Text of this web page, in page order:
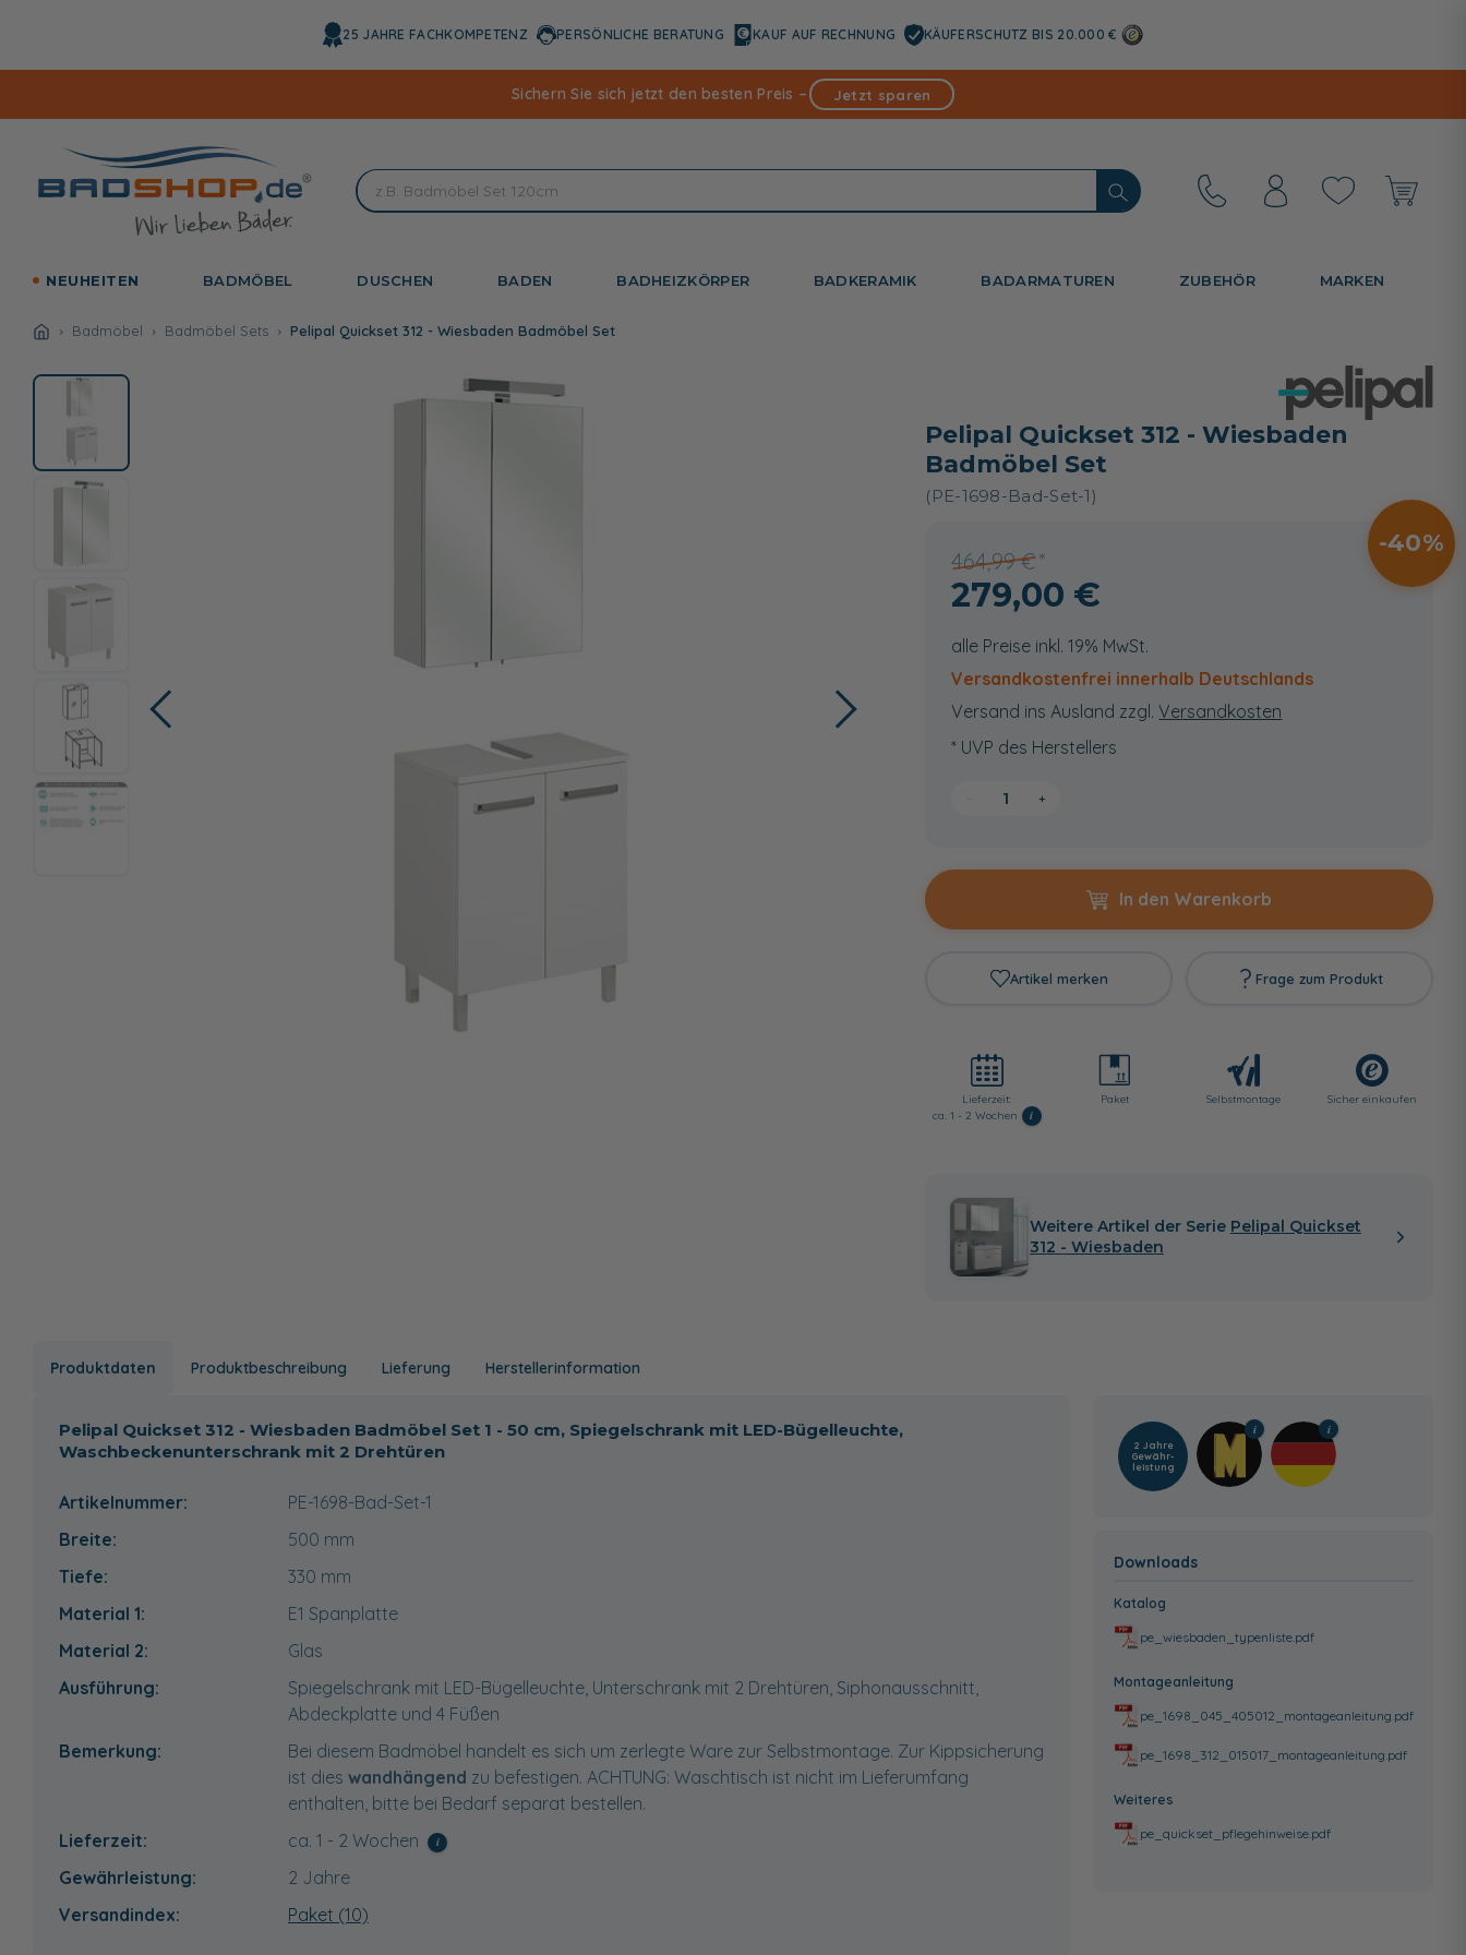
25 JAHRE FACHKOMPETENZ PERSÖNLICHE BERATUNG KAUF AUF RECHNUNG KÄUFERSCHUTZ BIS 20.000 €
Sichern Sie sich jetzt den besten Preis – Jetzt sparen
NEUHEITEN BADMÖBEL DUSCHEN BADEN BADHEIZKÖRPER BADKERAMIK BADARMATUREN ZUBEHÖR MARKEN
Badmöbel Badmöbel Sets Pelipal Quickset 312 - Wiesbaden Badmöbel Set
Pelipal Quickset 312 - Wiesbaden
Badmöbel Set
(PE-1698-Bad-Set-1)
464,99 €
40
279,00 €
alle Preise inkl. 19% MwSt.
Versandkostenfrei innerhalb Deutschlands
Versand ins Ausland zzgl.Versandkosten
* UVP des Herstellers
+
In den Warenkorb
Artikel merken Frage zum Produkt
Lieferzeit:
ca. 1 - 2 Wochen
i
Paket Selbst­montage Sicher einkaufen
Weitere Artikel der Serie Pelipal Quickset
312 - Wiesbaden
Produktdaten Produktbeschreibung Lieferung Herstellerinformation
Pelipal Quickset 312 - Wiesbaden Badmöbel Set 1 - 50 cm, Spiegelschrank mit LED-Bügelleuchte,
Waschbeckenunterschrank mit 2 Drehtüren
Artikelnummer:
PE-1698-Bad-Set-1
Breite:
500 mm
Tiefe:
330 mm
Material 1:
E1 Spanplatte
Material 2:
Glas
Ausführung:
Spiegelschrank mit LED-Bügelleuchte, Unterschrank mit 2 Drehtüren, Siphonausschnitt,
Abdeckplatte und 4 Füßen
Bemerkung:
Bei diesem Badmöbel handelt es sich um zerlegte Ware zur Selbstmontage. Zur Kippsicherung
ist dies wandhängend zu befestigen. ACHTUNG: Waschtisch ist nicht im Lieferumfang
enthalten, bitte bei Bedarf separat bestellen.
Lieferzeit:
ca. 1 - 2 Wochen i
Gewährleistung:
2 Jahre
Versandindex:
Paket (10)
2 Jahre
Gewähr­
leistung
Downloads
Katalog
pe_wiesbaden_typenliste.pdf
Montageanleitung
pe_1698_045_405012_montageanleitung.pdf
pe_1698_312_015017_montageanleitung.pdf
Weiteres
pe_quickset_pflegehinweise.pdf